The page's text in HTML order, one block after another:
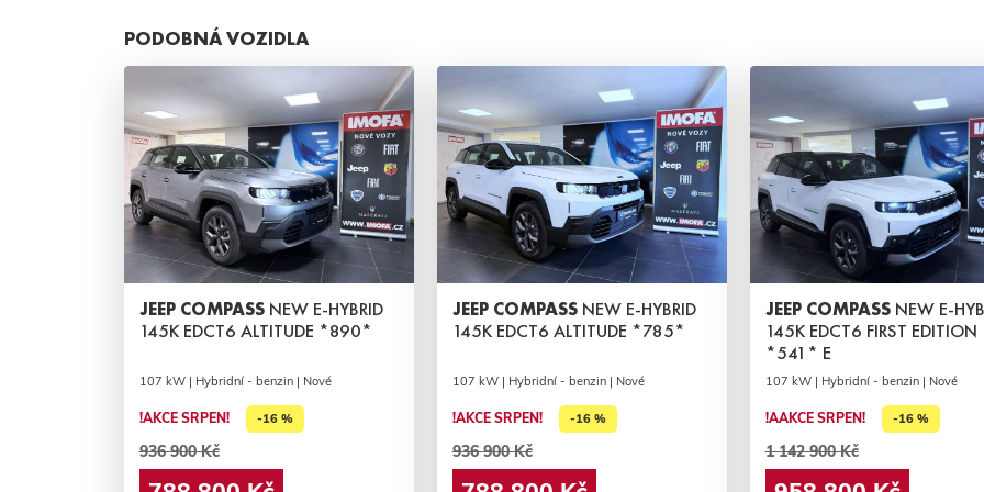
PODOBNÁ VOZIDLA
JEEP COMPASS NEW E-HYBRID
145K EDCT6 ALTITUDE *890*
107 kW | Hybridní - benzin | Nové
!AKCE SRPEN! -16 %
936 900 Kč
JEEP COMPASS NEW E-HYBRID
145K EDCT6 ALTITUDE *785*
107 kW | Hybridní - benzin | Nové
!AKCE SRPEN! -16 %
936 900 Kč
JEEP COMPASS NEW E-
145K EDCT6 FIRST EDITION
*541* E
107 kW | Hybridní - benzin | Nové
!AAKCE SRPEN! -16 %
1 142 900 Kč